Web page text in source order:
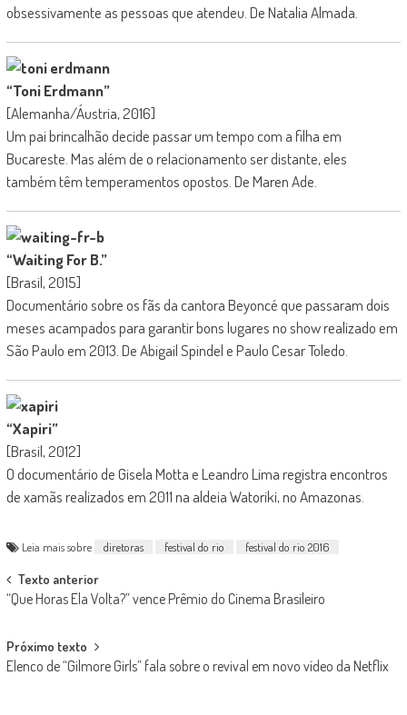
obsessivamente as pessoas que atendeu. De Natalia Almada.
“Toni Erdmann”
[Alemanha/Áustria, 2016]
Um pai brincalhão decide passar um tempo com a filha em
Bucareste. Mas além de o relacionamento ser distante, eles
também têm temperamentos opostos. De Maren Ade.
“Waiting For B.”
[Brasil, 2015]
Documentário sobre os fãs da cantora Beyoncé que passaram dois
meses acampados para garantir bons lugares no show realizado em
São Paulo em 2013. De Abigail Spindel e Paulo Cesar Toledo.
“Xapiri”
[Brasil, 2012]
O documentário de Gisela Motta e Leandro Lima registra encontros
de xamãs realizados em 2011 na aldeia Watoriki, no Amazonas.
Leia mais sobre diretoras festival do rio festival do rio 2016
Post
navigation
Texto anterior
“Que Horas Ela Volta?” vence Prêmio do Cinema Brasileiro
Próximo texto
Elenco de “Gilmore Girls” fala sobre o revival em novo vídeo da Netflix